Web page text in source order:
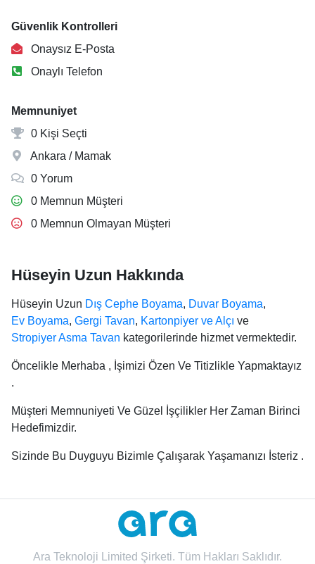
Güvenlik Kontrolleri
Onaysız E-Posta
Onaylı Telefon
Memnuniyet
0 Kişi Seçti
Ankara / Mamak
0 Yorum
0 Memnun Müşteri
0 Memnun Olmayan Müşteri
Hüseyin Uzun Hakkında
Hüseyin Uzun Dış Cephe Boyama, Duvar Boyama,
Ev Boyama, Gergi Tavan, Kartonpiyer ve Alçı ve
Stropiyer Asma Tavan kategorilerinde hizmet vermektedir.
Öncelikle Merhaba , İşimizi Özen Ve Titizlikle Yapmaktayız
.
Müşteri Memnuniyeti Ve Güzel İşçilikler Her Zaman Birinci
Hedefimizdir.
Sizinde Bu Duyguyu Bizimle Çalışarak Yaşamanızı İsteriz .
Ara Teknoloji Limited Şirketi. Tüm Hakları Saklıdır.